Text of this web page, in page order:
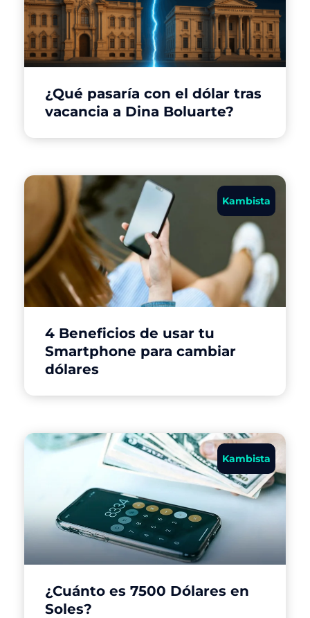
¿Qué pasaría con el dólar tras
vacancia a Dina Boluarte?
Kambista
4 Beneficios de usar tu
Smartphone para cambiar
dólares
Kambista
¿Cuánto es 7500 Dólares en
Soles?